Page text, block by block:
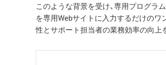
このような背景を受け、専用プログ
を専用Webサイトに入力するだけのワ
性とサポート担当者の業務効率の向上